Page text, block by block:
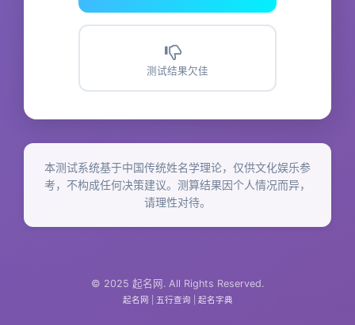
测试结果欠佳
本测试系统基于中国传统姓名学理论，仅供文化娱乐参
考，不构成任何决策建议。测算结果因个人情况而异，
请理性对待。
© 2025 起名网. All Rights Reserved.
起名网 五行查询 起名字典